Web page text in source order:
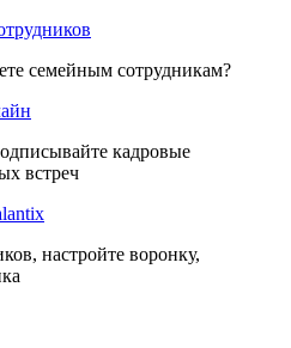
семейным сотрудникам?
кадровые
встреч
настройте воронку,